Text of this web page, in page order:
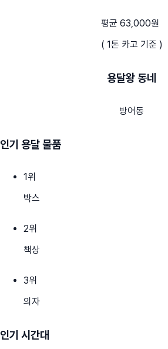
평균 63,000원
( 1톤 카고 기준 )
용달왕 동네
방어동
인기 용달 물품
1위
박스
2위
책상
3위
의자
인기 시간대